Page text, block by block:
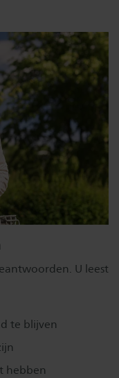
U leest
te blijven
hebben